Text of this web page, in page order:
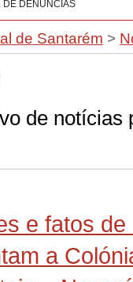
DE DENÚNCIAS
de Santarém >
de notícias
e fatos
a